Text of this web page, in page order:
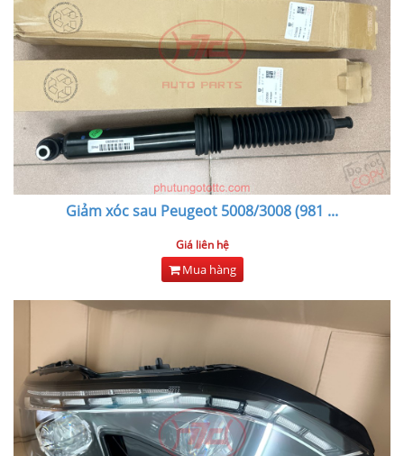
Giảm xóc sau Peugeot 5008/3008 (981 ...
Giá liên hệ
Mua hàng